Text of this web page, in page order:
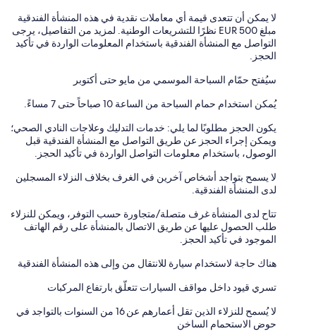
لا يمكن أن تتعدى قيمة أي معاملات نقدية في هذه المنشأة الفندقية
مبلغ EUR 500 نظرًا للتشريعات الوطنية. لمزيد من التفاصيل، يرجى
التواصل مع المنشأة الفندقية باستخدام المعلومات الواردة في تأكيد
الحجز.
سيُفتح حمّام السباحة الموسمي من مايو حتى أكتوبر
يُمكن استخدام حمام السباحة من الساعة 10 صباحاً حتى 7 مساءً.
يكون الحجز مطلوبًا لما يلي: خدمات التدليك وعلاجات النادي الصحي؛
ويمكن إجراء الحجز عن طريق التواصل مع المنشأة الفندقية قبل
الوصول، باستخدام معلومات التواصل الواردة في تأكيد الحجز.
لا يسمح بتواجد أشخاص آخرين في الغرف بخلاف النزلاء المسجلين
لدى المنشأة الفندقية.
تتاح لدى المنشأة غرف متصلة/متجاورة حسب التوفر، ويمكن للنزلاء
طلب الحصول عليها عن طريق الاتصال بالمنشأة على رقم الهاتف
الموجود في تأكيد الحجز.
هناك حاجة لاستخدام سيارة للانتقال من وإلى هذه المنشأة الفندقية
تسري قيود داخل مواقف السيارات تتعلّق بارتفاع المركبات
لا يُسمح للنزلاء الذين تقل أعمارهم عن 16 من السنوات بالتواجد في
حوض الاستحمام الساخن